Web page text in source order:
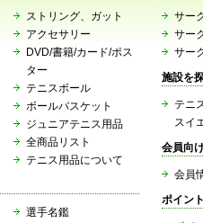
ストリング、ガット
アクセサリー
DVD/書籍/カード/ポス
ター
テニスボール
ボールバスケット
ジュニアテニス用品
全商品リスト
テニス用品について
選手名鑑
サー
サー
サー
施設を
テニ
スイ
会員向
会員
ポイン